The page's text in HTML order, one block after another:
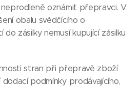
oznámit přepravci. V
obalu svědčícího o
zásilky nemusí kupující zásilku
stran při přepravě zboží
podmínky prodávajícího,